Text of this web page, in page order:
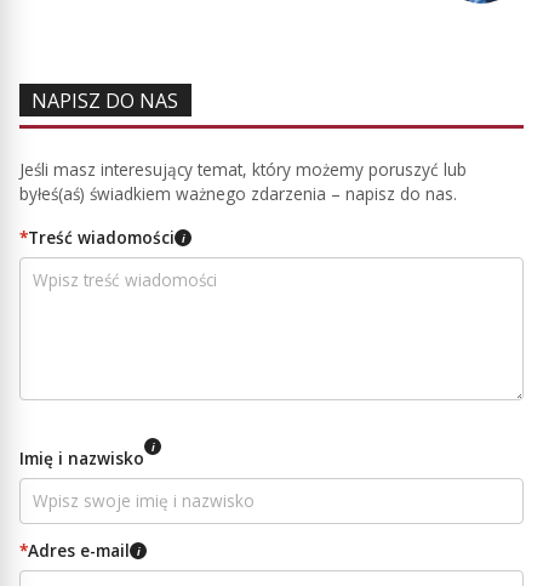
NAPISZ DO NAS
Jeśli masz interesujący temat, który możemy poruszyć lub
byłeś(aś) świadkiem ważnego zdarzenia – napisz do nas.
*Treść wiadomości i
Imię i nazwisko i
*Adres e-mail i